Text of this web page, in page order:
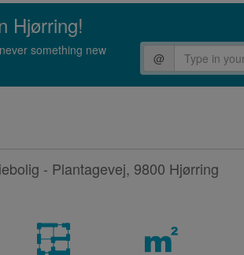
Hjørring!
something new
@
- Plantagevej, 9800 Hjørring